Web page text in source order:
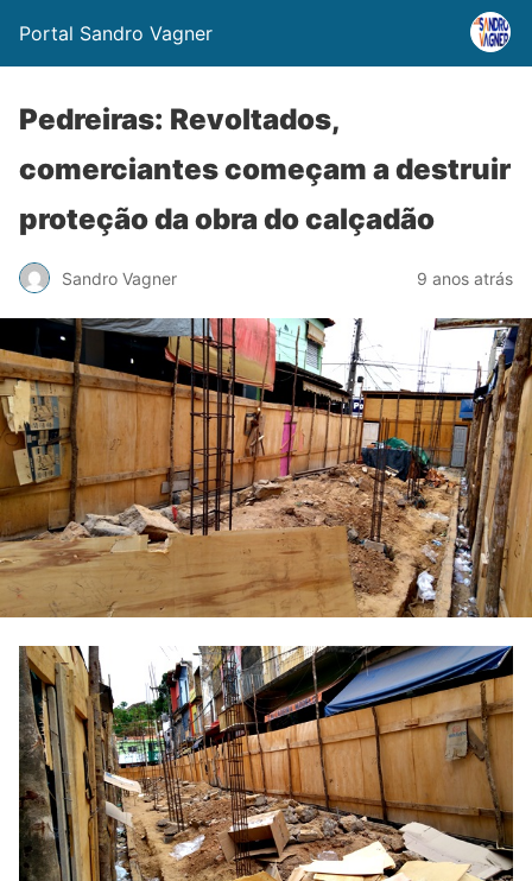
Portal Sandro Vagner
Pedreiras: Revoltados,
comerciantes começam a destruir
proteção da obra do calçadão
Sandro Vagner 9 anos atrás